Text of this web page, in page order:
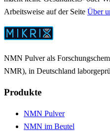
Arbeitsweise auf der Seite Über
NMN Pulver als
NMR), in Deutschland
Produkte
NMN Pulver
NMN im Beutel